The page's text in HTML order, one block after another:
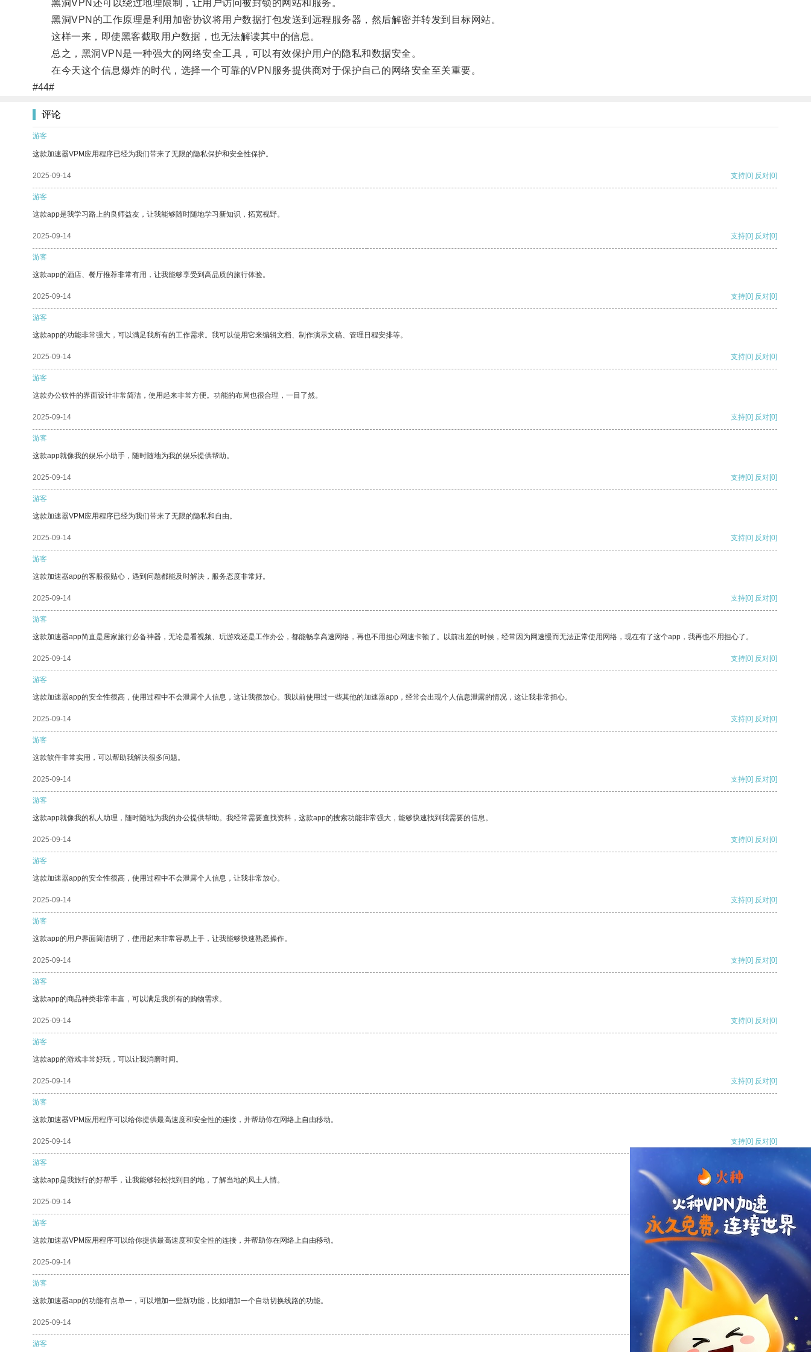
黑洞VPN还可以绕过地理限制，让用户访问被封锁的网站和服务。
黑洞VPN的工作原理是利用加密协议将用户数据打包发送到远程服务器，然后解密并转发到目标网站。
这样一来，即使黑客截取用户数据，也无法解读其中的信息。
总之，黑洞VPN是一种强大的网络安全工具，可以有效保护用户的隐私和数据安全。
在今天这个信息爆炸的时代，选择一个可靠的VPN服务提供商对于保护自己的网络安全至关重要。
#44#
评论
游客
这款加速器VPM应用程序已经为我们带来了无限的隐私保护和安全性保护。
2025-09-14 支持[0] 反对[0]
游客
这款app是我学习路上的良师益友，让我能够随时随地学习新知识，拓宽视野。
2025-09-14 支持[0] 反对[0]
游客
这款app的酒店、餐厅推荐非常有用，让我能够享受到高品质的旅行体验。
2025-09-14 支持[0] 反对[0]
游客
这款app的功能非常强大，可以满足我所有的工作需求。我可以使用它来编辑文档、制作演示文稿、管理日程安排等。
2025-09-14 支持[0] 反对[0]
游客
这款办公软件的界面设计非常简洁，使用起来非常方便。功能的布局也很合理，一目了然。
2025-09-14 支持[0] 反对[0]
游客
这款app就像我的娱乐小助手，随时随地为我的娱乐提供帮助。
2025-09-14 支持[0] 反对[0]
游客
这款加速器VPM应用程序已经为我们带来了无限的隐私和自由。
2025-09-14 支持[0] 反对[0]
游客
这款加速器app的客服很贴心，遇到问题都能及时解决，服务态度非常好。
2025-09-14 支持[0] 反对[0]
游客
这款加速器app简直是居家旅行必备神器，无论是看视频、玩游戏还是工作办公，都能畅享高速网络，再也不用担心网速卡顿了。以前出差的时候，经常因为网速慢而无法正常使用网络，现在有了这个app，我再也不用担心了。
2025-09-14 支持[0] 反对[0]
游客
这款加速器app的安全性很高，使用过程中不会泄露个人信息，这让我很放心。我以前使用过一些其他的加速器app，经常会出现个人信息泄露的情况，这让我非常担心。
2025-09-14 支持[0] 反对[0]
游客
这款软件非常实用，可以帮助我解决很多问题。
2025-09-14 支持[0] 反对[0]
游客
这款app就像我的私人助理，随时随地为我的办公提供帮助。我经常需要查找资料，这款app的搜索功能非常强大，能够快速找到我需要的信息。
2025-09-14 支持[0] 反对[0]
游客
这款加速器app的安全性很高，使用过程中不会泄露个人信息，让我非常放心。
2025-09-14 支持[0] 反对[0]
游客
这款app的用户界面简洁明了，使用起来非常容易上手，让我能够快速熟悉操作。
2025-09-14 支持[0] 反对[0]
游客
这款app的商品种类非常丰富，可以满足我所有的购物需求。
2025-09-14 支持[0] 反对[0]
游客
这款app的游戏非常好玩，可以让我消磨时间。
2025-09-14 支持[0] 反对[0]
游客
这款加速器VPM应用程序可以给你提供最高速度和安全性的连接，并帮助你在网络上自由移动。
2025-09-14 支持[0] 反对[0]
游客
这款app是我旅行的好帮手，让我能够轻松找到目的地，了解当地的风土人情。
2025-09-14 支持[0] 反对
游客
这款加速器VPM应用程序可以给你提供最高速度和安全性的连接，并帮助你在网络上自由移动。
2025-09-14 支持
游客
这款加速器app的功能有点单一，可以增加一些新功能，比如增加一个自动切换线路的功能。
2025-09-14 反对 [0]
游客